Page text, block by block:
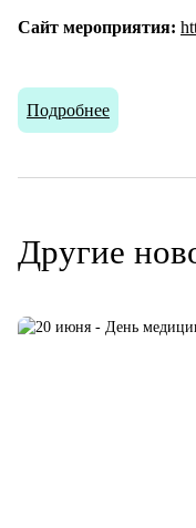
Сайт мероприятия:
Подробнее
Другие